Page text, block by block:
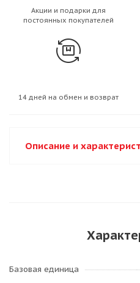
Акции и подарки для
постоянных покупателей
14 дней на обмен и возврат
Описание и
Базовая единица